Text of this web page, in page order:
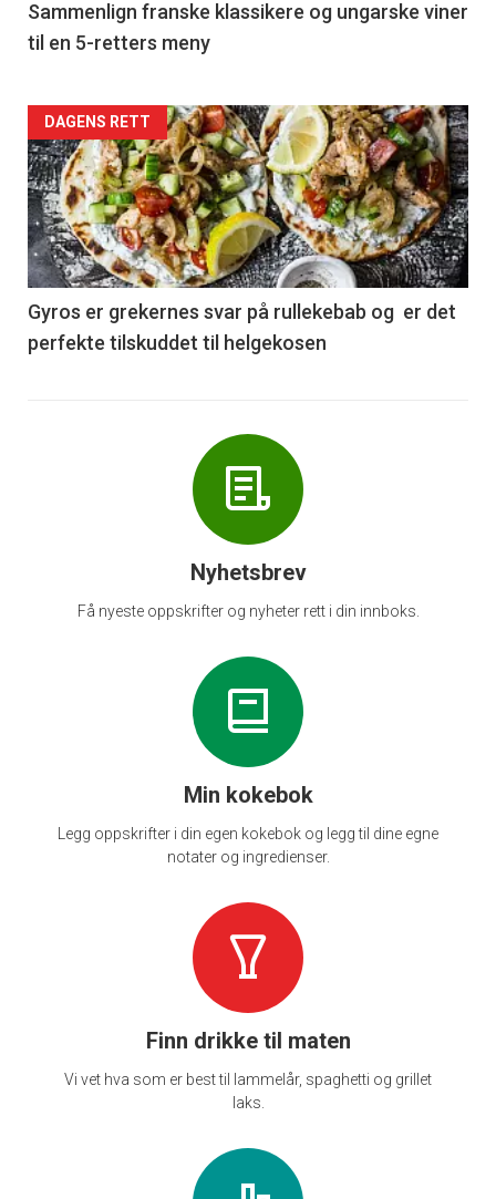
5
Sammenlign franske klassikere og ungarske viner
til en 5-retters meny
Forsiden
akkurat
nå
-
6
DAGENS RETT
Gyros er grekernes svar på rullekebab og er det
perfekte tilskuddet til helgekosen
Nyhetsbrev
Få nyeste oppskrifter og nyheter rett i din innboks.
Min kokebok
Legg oppskrifter i din egen kokebok og legg til dine egne
notater og ingredienser.
Finn drikke til maten
Vi vet hva som er best til lammelår, spaghetti og grillet
laks.